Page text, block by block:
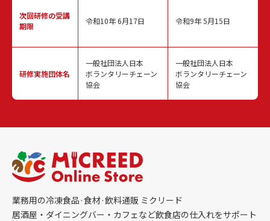
次回研修の受講
期限
研修実施団体名
令和10年 6月17日
一般社団法人日本
ボランタリーチェーン
協会
令和9年 5月15日
一般社団法人日本
ボランタリーチェーン
協会
業務用の冷凍食品·食材·飲料通販 ミクリード
居酒屋・ダイニングバー・カフェなど飲食店の仕入れをサポート